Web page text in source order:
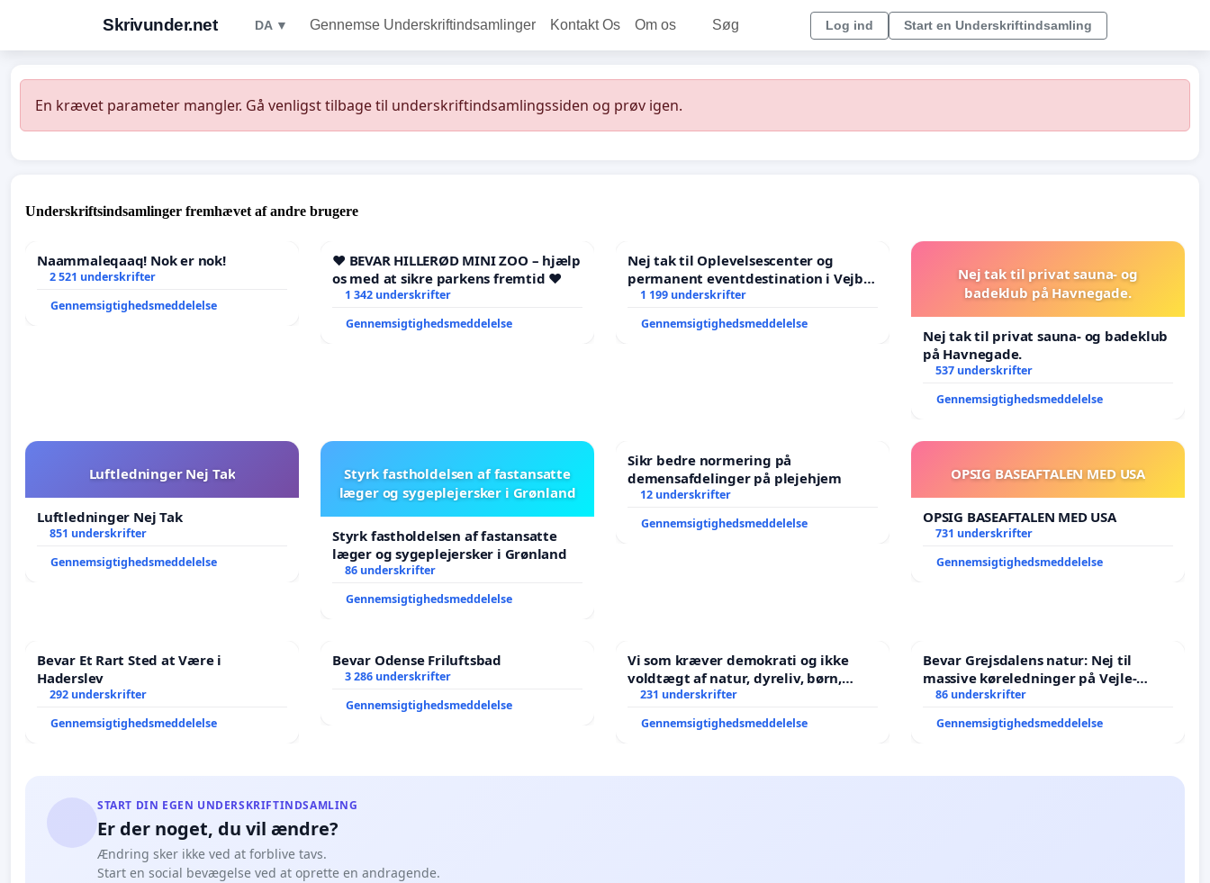
Skrivunder.net DA ▼ Gennemse Underskriftindsamlinger Kontakt Os Om os Søg Log ind Start en Underskriftindsamling
En krævet parameter mangler. Gå venligst tilbage til underskriftindsamlingssiden og prøv igen.
Underskriftsindsamlinger fremhævet af andre brugere
Naammaleqaaq! Nok er nok!
2 521 underskrifter
Gennemsigtighedsmeddelelse
❤️ BEVAR HILLERØD MINI ZOO – hjælp
os med at sikre parkens fremtid ❤️
1 342 underskrifter
Gennemsigtighedsmeddelelse
Nej tak til Oplevelsescenter og
permanent eventdestination i Vejby
- Ja tak til et levende lokalområde i
1 199 underskrifter
Gennemsigtighedsmeddelelse
Nej tak til privat sauna- og
badeklub på Havnegade.
Nej tak til privat sauna- og badeklub
på Havnegade.
537 underskrifter
Gennemsigtighedsmeddelelse
Luftledninger Nej Tak
Luftledninger Nej Tak
851 underskrifter
Gennemsigtighedsmeddelelse
Styrk fastholdelsen af fastansatte
læger og sygeplejersker i Grønland
Styrk fastholdelsen af fastansatte
læger og sygeplejersker i Grønland
86 underskrifter
Gennemsigtighedsmeddelelse
Sikr bedre normering på
demensafdelinger på plejehjem
12 underskrifter
Gennemsigtighedsmeddelelse
OPSIG BASEAFTALEN MED USA
OPSIG BASEAFTALEN MED USA
731 underskrifter
Gennemsigtighedsmeddelelse
Bevar Et Rart Sted at Være i
Haderslev
292 underskrifter
Gennemsigtighedsmeddelelse
Bevar Odense Friluftsbad
3 286 underskrifter
Gennemsigtighedsmeddelelse
Vi som kræver demokrati og ikke
voldtægt af natur, dyreliv, børn,
unge Borgene har sagt NEJ i mange
231 underskrifter
Gennemsigtighedsmeddelelse
Bevar Grejsdalens natur: Nej til
massive køreledninger på Vejle-
Struer-banen
86 underskrifter
Gennemsigtighedsmeddelelse
START DIN EGEN UNDERSKRIFTINDSAMLING
Er der noget, du vil ændre?
Ændring sker ikke ved at forblive tavs.
Start en social bevægelse ved at oprette en andragende.